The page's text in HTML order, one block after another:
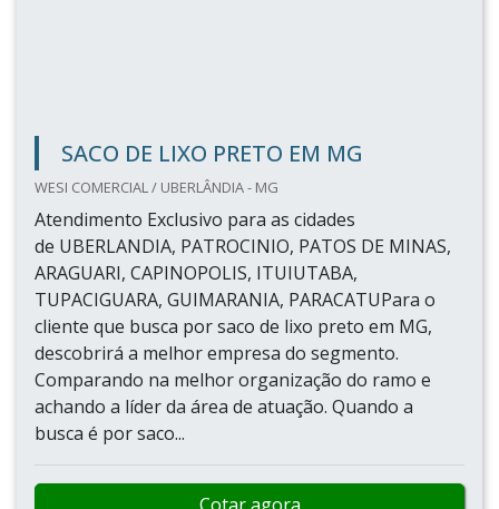
SACO DE LIXO PRETO EM MG
WESI COMERCIAL / UBERLÂNDIA - MG
Atendimento Exclusivo para as cidades
de UBERLANDIA, PATROCINIO, PATOS DE MINAS,
ARAGUARI, CAPINOPOLIS, ITUIUTABA,
TUPACIGUARA, GUIMARANIA, PARACATUPara o
cliente que busca por saco de lixo preto em MG,
descobrirá a melhor empresa do segmento.
Comparando na melhor organização do ramo e
achando a líder da área de atuação. Quando a
busca é por saco...